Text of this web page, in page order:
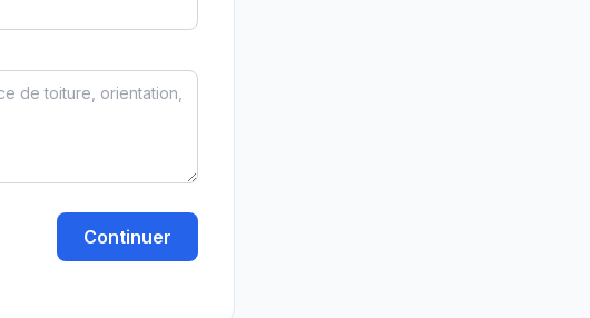
Continuer